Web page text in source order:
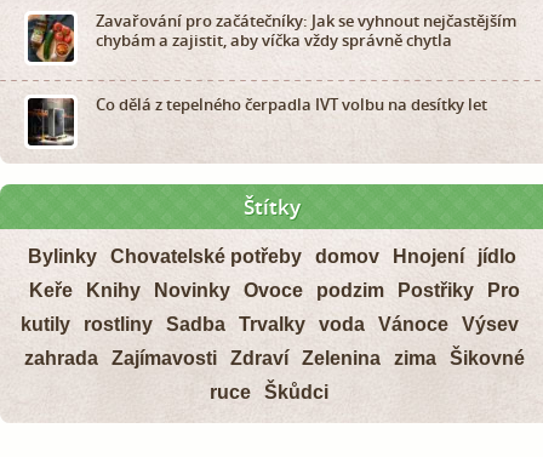
Zavařování pro začátečníky: Jak se vyhnout nejčastějším
chybám a zajistit, aby víčka vždy správně chytla
Co dělá z tepelného čerpadla IVT volbu na desítky let
Štítky
Bylinky Chovatelské potřeby domov Hnojení
jídlo
Keře
Knihy Novinky Ovoce podzim Postřiky
Pro
kutily
rostliny Sadba Trvalky voda Vánoce
Výsev
zahrada
Zajímavosti Zdraví Zelenina zima
Šikovné
ruce
Škůdci